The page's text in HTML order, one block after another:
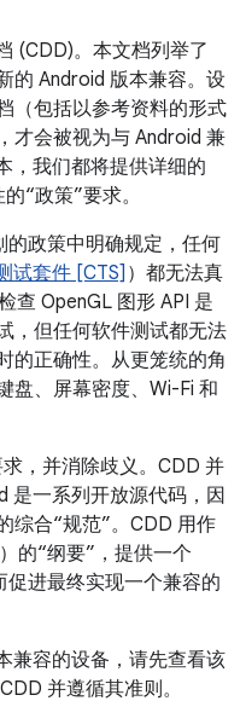
(CDD)。本文档列举了
的 Android 版本兼容。设
（包括以参考资料的形式
才会被视为与 Android 兼
，我们都将提供详细的
“政策”要求。
政策中明确规定，任何
试套件 [CTS] ）都无法真
查 OpenGL 图形 API 是
，但任何软件测试都无法
的正确性。从更笼统的角
盘、屏幕密度、Wi-Fi 和
，并消除歧义。CDD 并
是一系列开放源代码，因
综合“规范”。CDD 用作
的“纲要”，提供一个
进最终实现一个兼容的
兼容的设备，请先查看该
并遵循其准则。